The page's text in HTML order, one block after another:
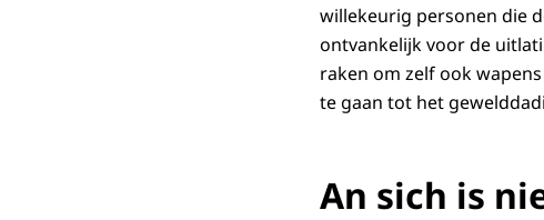
willekeurig personen die
ontvankelijk voor de
raken om zelf ook
te gaan tot het
An sich is